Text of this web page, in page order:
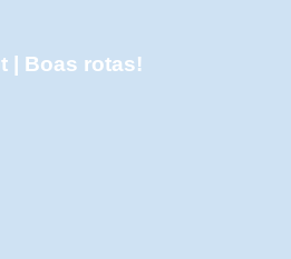
| Boas rotas!